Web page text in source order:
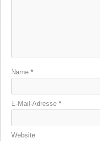
Name*
E-Mail-Adresse*
Website